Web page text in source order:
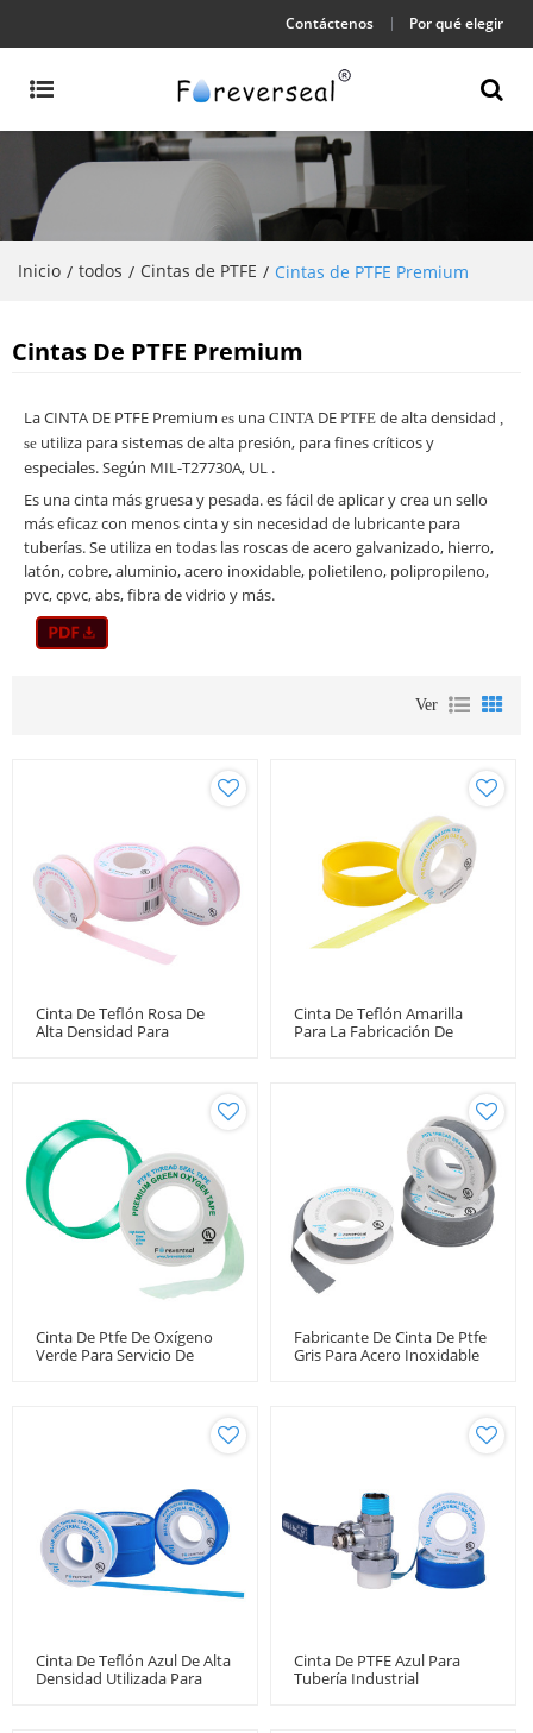
Contáctenos Por qué elegir
Inicio / todos / Cintas de PTFE / Cintas de PTFE Premium
Cintas De PTFE Premium
La CINTA DE PTFE Premium es una CINTA DE PTFE dealta densidad
se utiliza parasistemas de alta presión, para fines críticos y
especiales.Según MIL-T27730A, UL .
Es una cinta más gruesa y pesada. es fácil de aplicar y crea un sello
más eficaz con menos cinta y sin necesidad de lubricante para
tuberías. Se utiliza en todas las roscas de acero galvanizado, hierro,
latón, cobre, aluminio, acero inoxidable, polietileno, polipropileno,
pvc, cpvc, abs, fibra de vidrio y más.
Ver
Cinta De Teflón Rosa De
Alta Densidad Para
Cinta De Teflón Amarilla
Para La Fabricación De
Cinta De Ptfe De Oxígeno
Verde Para Servicio De
Fabricante De Cinta De Ptfe
Gris Para Acero Inoxidable
Cinta De Teflón Azul De Alta
Densidad Utilizada Para
Cinta De PTFE Azul Para
Tubería Industrial